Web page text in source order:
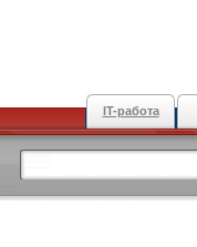
IT-работа